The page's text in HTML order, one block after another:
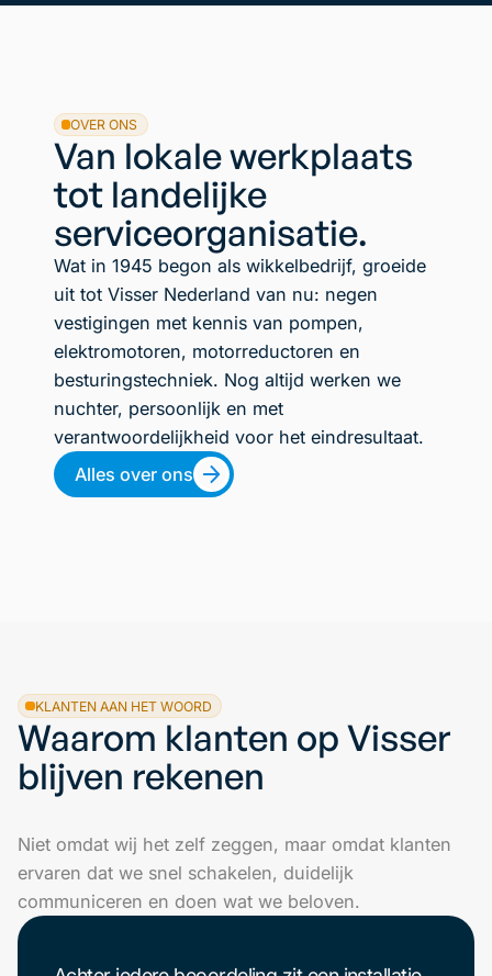
OVER ONS
Van lokale werkplaats
tot landelijke
serviceorganisatie.
Wat in 1945 begon als wikkelbedrijf, groeide
uit tot Visser Nederland van nu: negen
vestigingen met kennis van pompen,
elektromotoren, motorreductoren en
besturingstechniek. Nog altijd werken we
nuchter, persoonlijk en met
verantwoordelijkheid voor het eindresultaat.
Alles over ons
KLANTEN AAN HET WOORD
Waarom klanten op Visser
blijven rekenen
Niet omdat wij het zelf zeggen, maar omdat klanten
ervaren dat we snel schakelen, duidelijk
communiceren en doen wat we beloven.